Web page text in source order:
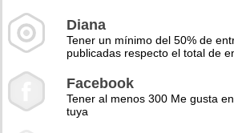
Diana
Tener un mínimo del 50% de
publicadas respecto el total de
Facebook
Tener al menos 300 Me gusta
tuya